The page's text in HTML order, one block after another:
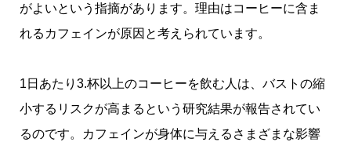
がよいという指摘があります。理由はコーヒーに含ま
れるカフェインが原因と考えられています。
1日あたり3.杯以上のコーヒーを飲む人は、バストの縮
小するリスクが高まるという研究結果が報告されてい
るのです。カフェインが身体に与えるさまざまな影響